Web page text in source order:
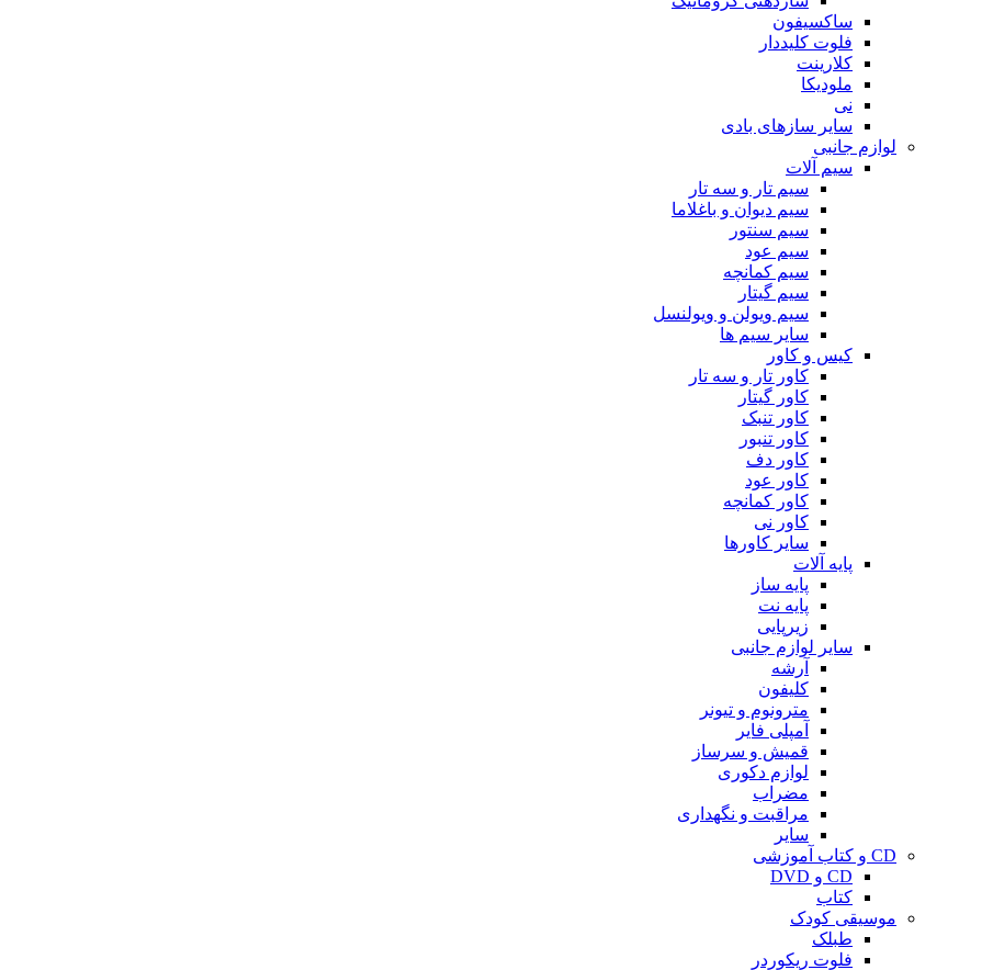
ساکسیفون
فلوت کلیددار
کلارینت
ملودیکا
نی
سایر سازهای بادی
لوازم جانبی
سیم آلات
سیم تار و سه تار
سیم دیوان و باغلاما
سیم سنتور
سیم عود
سیم کمانچه
سیم گیتار
سیم ویولن و ویولنسل
سایر سیم ها
کیس و کاور
کاور تار و سه تار
کاور گیتار
کاور تنبک
کاور تنبور
کاور دف
کاور عود
کاور کمانچه
کاور نی
سایر کاورها
پایه آلات
پایه ساز
پایه نت
زیرپایی
سایر لوازم جانبی
آرشه
کلیفون
مترونوم و تیونر
آمپلی فایر
قمیش و سرساز
لوازم دکوری
مضراب
مراقبت و نگهداری
سایر
CD و کتاب آموزشی
CD و DVD
کتاب
موسیقی کودک
طبلک
فلوت ریکوردر